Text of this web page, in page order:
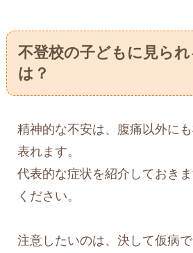
不登校の子どもに見られ
は？
精神的な不安は、腹痛以外に
表れます。
代表的な症状を紹介しておき
ください。
注意したいのは、決して仮病